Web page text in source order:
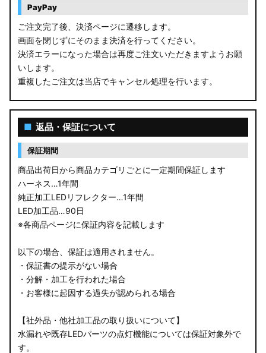
PayPay
ご注文完了後、決済ページに遷移します。
画面を閉じずにそのまま決済を行ってください。
決済エラーになった場合は再度ご注文いただきますようお願
いします。
重複したご注文は当店でキャンセル処理を行います。
■ 返品・保証について
保証期間
商品出荷日から商品カテゴリごとに一定期間保証します
ハーネス…1年間
純正加工LEDリフレクター…1年間
LED加工品…90日
※各商品ページに保証内容を記載します
以下の場合、保証は適用されません。
・保証書の提示がない場合
・分解・加工を行われた場合
・お客様に起因する過失が認められる場合
【社外品・他社加工品の取り扱いについて】
水漏れや既存LEDパーツの点灯機能については保証対象外で
す。